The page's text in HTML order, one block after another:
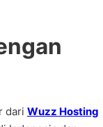
dari Wuzz Hosting